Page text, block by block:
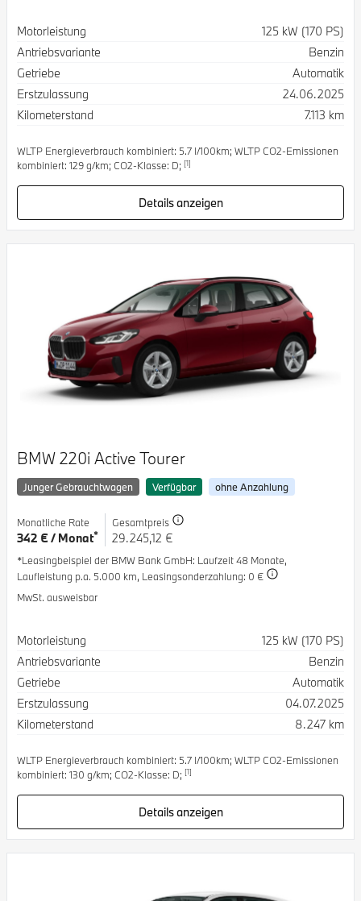
Spezifikation
Motorleistung
125 kW (170 PS)
Antriebsvariante
Benzin
Getriebe
Automatik
Erstzulassung
24.06.2025
Kilometerstand
7.113 km
WLTP Energieverbrauch kombiniert: 5.7 l/100km; WLTP CO2-Emissionen
kombiniert: 129 g/km; CO2-Klasse: D; [1]
Details anzeigen
BMW 220i Active Tourer
Junger Gebrauchtwagen Verfügbar ohne Anzahlung
Monatliche Rate
342 € / Monat*
Gesamtpreis
29.245,12 €
*Leasingbeispiel der BMW Bank GmbH: Laufzeit 48 Monate,
Laufleistung p.a. 5.000 km, Leasingsonderzahlung: 0 €
MwSt. ausweisbar
Spezifikation
Motorleistung
125 kW (170 PS)
Antriebsvariante
Benzin
Getriebe
Automatik
Erstzulassung
04.07.2025
Kilometerstand
8.247 km
WLTP Energieverbrauch kombiniert: 5.7 l/100km; WLTP CO2-Emissionen
kombiniert: 130 g/km; CO2-Klasse: D; [1]
Details anzeigen